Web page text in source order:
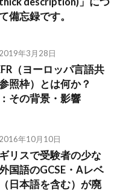
備忘録です。
2019年3月28日
（ヨーロッパ言語共
照枠）とは何か？
その背景・影響
2016年10月10日
リスで受験者の少な
国語のGCSE・Aレベ
日本語を含む）が廃